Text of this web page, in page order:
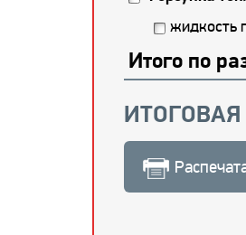
жидкость
Итого по
ИТОГОВАЯ